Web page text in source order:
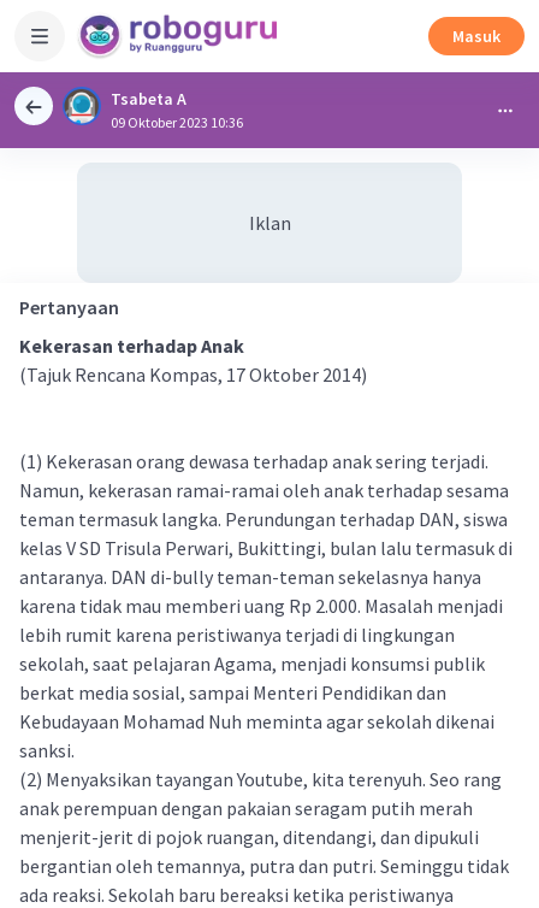
Masuk
Tsabeta A
09 Oktober 2023 10:36
Iklan
Pertanyaan
Kekerasan terhadap Anak
(Tajuk Rencana Kompas, 17 Oktober 2014)
(1) Kekerasan orang dewasa terhadap anak sering terjadi.
Namun, kekerasan ramai-ramai oleh anak terhadap sesama
teman termasuk langka. Perundungan terhadap DAN, siswa
kelas V SD Trisula Perwari, Bukittingi, bulan lalu termasuk di
antaranya. DAN di-bully teman-teman sekelasnya hanya
karena tidak mau memberi uang Rp 2.000. Masalah menjadi
lebih rumit karena peristiwanya terjadi di lingkungan
sekolah, saat pelajaran Agama, menjadi konsumsi publik
berkat media sosial, sampai Menteri Pendidikan dan
Kebudayaan Mohamad Nuh meminta agar sekolah dikenai
sanksi.
(2) Menyaksikan tayangan Youtube, kita terenyuh. Seo rang
anak perempuan dengan pakaian seragam putih merah
menjerit-jerit di pojok ruangan, ditendangi, dan dipukuli
bergantian oleh temannya, putra dan putri. Seminggu tidak
ada reaksi. Sekolah baru bereaksi ketika peristiwanya